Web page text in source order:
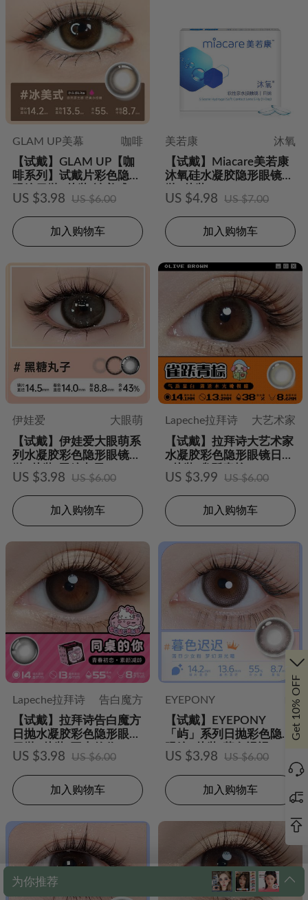
Get 10% OFF
GLAM UP美幕
咖啡
【试戴】GLAM UP【咖
啡系列】试戴片彩色隐形
眼镜日抛2片装-冰美式
US $3.98 US $6.00
加入购物车
美若康
沐氧
【试戴】Miacare美若康
沐氧硅水凝胶隐形眼镜日
抛2片装
US $4.98 US $7.00
加入购物车
伊娃爱
大眼萌
【试戴】伊娃爱大眼萌系
列水凝胶彩色隐形眼镜日
抛2片装-黑糖丸子
US $3.98 US $6.00
加入购物车
Lapeche拉拜诗
大艺术家
【试戴】拉拜诗大艺术家
水凝胶彩色隐形眼镜日抛
2片装-雀跃青棕
US $3.99 US $6.00
加入购物车
Lapeche拉拜诗
告白魔方
【试戴】拉拜诗告白魔方
日抛水凝胶彩色隐形眼镜
日抛2片装-同桌的你
US $3.98 US $6.00
加入购物车
EYEPONY
屿
【试戴】EYEPONY
「屿」系列日抛彩色隐形
眼镜2片装-暮色迟迟
US $3.98 US $6.00
加入购物车
为你推荐